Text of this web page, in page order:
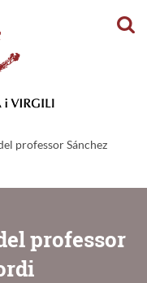
professor Sánchez
professor